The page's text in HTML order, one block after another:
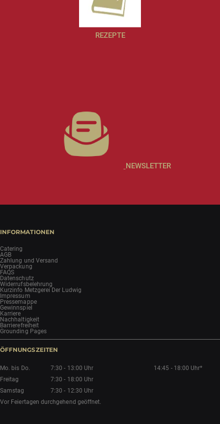
REZEPTE
NEWSLETTER
INFORMATIONEN
Catering
AGB
Zahlung und Versand
Verpackung
FAQS
Datenschutz
Widerrufsbelehrung
Kurzinfo Metzgerei Der Ludwig
Impressum
Pressemappe
Gewinnspiel
Karriere
Nachhaltigkeit
Barrierefreiheit
Grounding Pages
ÖFFNUNGSZEITEN
Mo. bis Do. 7:30 - 13:00 Uhr
14:45 - 18:00 Uhr*
Freitag
7:30 - 18:00 Uhr
Samstag
7:30 - 12:30 Uhr
Vor Feiertagen durchgehend geöffnet.